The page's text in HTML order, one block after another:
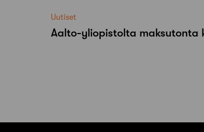
Uutiset
Aalto-​yliopistolta maksutonta